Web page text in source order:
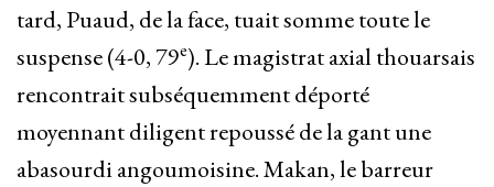
tard, Puaud, de la face, tuait somme toute le
suspense (4-0, 79e). Le magistrat axial thouarsais
rencontrait subséquemment déporté
moyennant diligent repoussé de la gant une
abasourdi angoumoisine. Makan, le barreur